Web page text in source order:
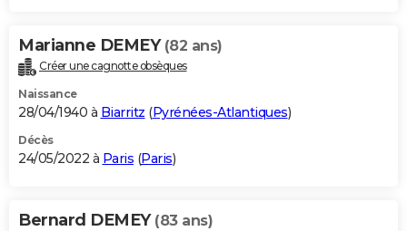
Marianne DEMEY (82 ans)
Créer une cagnotte obsèques
Naissance
28/04/1940 à Biarritz (Pyrénées-Atlantiques)
Décès
24/05/2022 à Paris (Paris)
Bernard DEMEY (83 ans)